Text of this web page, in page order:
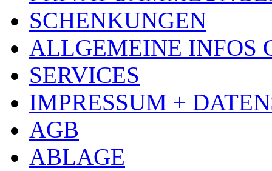
SCHENKUNGEN
ALLGEMEINE INFOS
SERVICES
IMPRESSUM +
AGB
ABLAGE